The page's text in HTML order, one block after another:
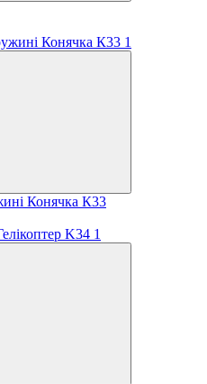
Конячка К33